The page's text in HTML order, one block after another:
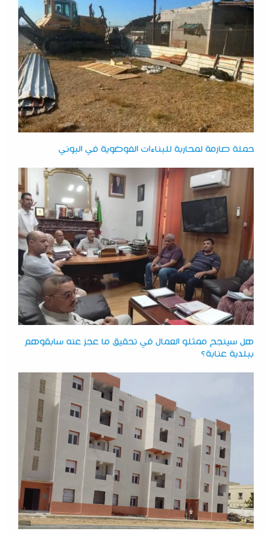
حملة صارمة لمحاربة للبناءات الفوضوية في البوني
هل سينجح ممثلو العمال في تحقيق ما عجز عنه سابقوهم
ببلدية عنابة؟